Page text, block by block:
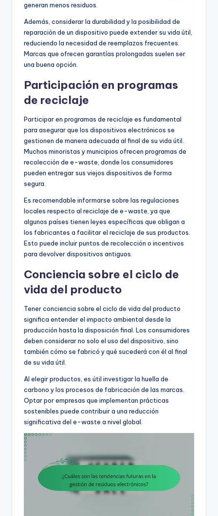
generan menos residuos.
Además, considerar la durabilidad y la posibilidad de
reparación de un dispositivo puede extender su vida útil,
reduciendo la necesidad de reemplazos frecuentes.
Marcas que ofrecen garantías prolongadas suelen ser
una buena opción.
Participación en programas
de reciclaje
Participar en programas de reciclaje es fundamental
para asegurar que los dispositivos electrónicos se
gestionen de manera adecuada al final de su vida útil.
Muchos minoristas y municipios ofrecen programas de
recolección de e-waste, donde los consumidores
pueden entregar sus viejos dispositivos de forma
segura.
Es recomendable informarse sobre las regulaciones
locales respecto al reciclaje de e-waste, ya que
algunos países tienen leyes específicas que obligan a
los fabricantes a facilitar el reciclaje de sus productos.
Esto puede incluir puntos de recolección o incentivos
para devolver dispositivos antiguos.
Conciencia sobre el ciclo de
vida del producto
Tener conciencia sobre el ciclo de vida del producto
significa entender el impacto ambiental desde la
producción hasta la disposición final. Los consumidores
deben considerar no solo el uso del dispositivo, sino
también cómo se fabricó y qué sucederá con él al final
de su vida útil.
Al elegir productos, es útil investigar la huella de
carbono y los procesos de fabricación de las marcas.
Optar por empresas que implementan prácticas
sostenibles puede contribuir a una reducción
significativa del e-waste a nivel global.